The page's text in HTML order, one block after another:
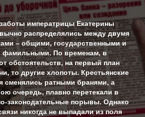
императрицы Екатерины
распределялись между двумя
– общими, государственными и
фамильными. По временам, в
обстоятельств, на первый план
то другие хлопоты. Крестьянские
сменялись ратными бранями, а
очередь, плавно перетекали в
законодательные порывы. Однако
никогда не выпадали из поля